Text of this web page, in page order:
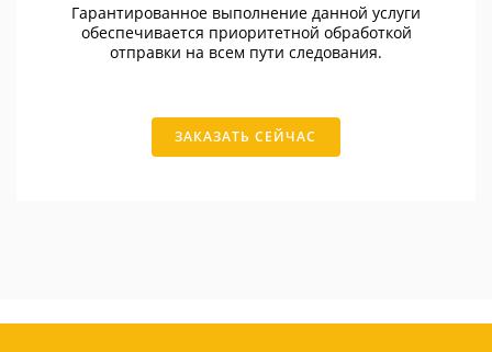
Гарантированное выполнение данной услуги
обеспечивается приоритетной обработкой
отправки на всем пути следования.
ЗАКАЗАТЬ СЕЙЧАС